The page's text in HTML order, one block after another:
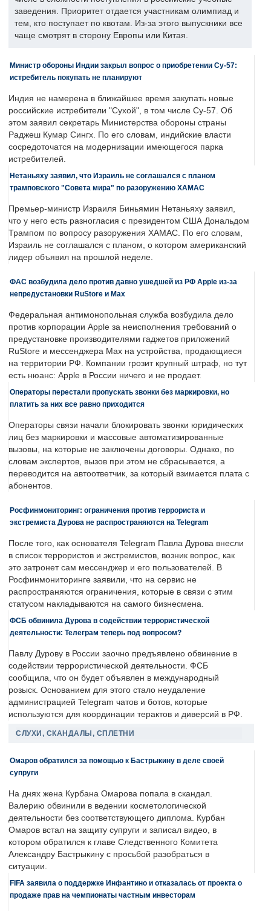
заведения. Приоритет отдается участникам олимпиад и
тем, кто поступает по квотам. Из-за этого выпускники все
чаще смотрят в сторону Европы или Китая.
Министр обороны Индии закрыл вопрос о приобретении Су-57:
истребитель покупать не планируют
Индия не намерена в ближайшее время закупать новые
российские истребители "Сухой", в том числе Су-57. Об
этом заявил секретарь Министерства обороны страны
Раджеш Кумар Сингх. По его словам, индийские власти
сосредоточатся на модернизации имеющегося парка
истребителей.
Нетаньяху заявил, что Израиль не соглашался с планом
трамповского "Совета мира" по разоружению ХАМАС
Премьер-министр Израиля Биньямин Нетаньяху заявил,
что у него есть разногласия с президентом США Дональдом
Трампом по вопросу разоружения ХАМАС. По его словам,
Израиль не соглашался с планом, о котором американский
лидер объявил на прошлой неделе.
ФАС возбудила дело против давно ушедшей из РФ Apple из-за
непредустановки RuStore и Max
Федеральная антимонопольная служба возбудила дело
против корпорации Apple за неисполнения требований о
предустановке производителями гаджетов приложений
RuStore и мессенджера Max на устройства, продающиеся
на территории РФ. Компании грозит крупный штраф, но тут
есть нюанс: Apple в России ничего и не продает.
Операторы перестали пропускать звонки без маркировки, но
платить за них все равно приходится
Операторы связи начали блокировать звонки юридических
лиц без маркировки и массовые автоматизированные
вызовы, на которые не заключены договоры. Однако, по
словам экспертов, вызов при этом не сбрасывается, а
переводится на автоответчик, за который взимается плата с
абонентов.
Росфинмониторинг: ограничения против террориста и
экстремиста Дурова не распространяются на Telegram
После того, как основателя Telegram Павла Дурова внесли
в список террористов и экстремистов, возник вопрос, как
это затронет сам мессенджер и его пользователей. В
Росфинмониторинге заявили, что на сервис не
распространяются ограничения, которые в связи с этим
статусом накладываются на самого бизнесмена.
ФСБ обвинила Дурова в содействии террористической
деятельности: Телеграм теперь под вопросом?
Павлу Дурову в России заочно предъявлено обвинение в
содействии террористической деятельности. ФСБ
сообщила, что он будет объявлен в международный
розыск. Основанием для этого стало неудаление
администрацией Telegram чатов и ботов, которые
используются для координации терактов и диверсий в РФ.
СЛУХИ, СКАНДАЛЫ, СПЛЕТНИ
Омаров обратился за помощью к Бастрыкину в деле своей
супруги
На днях жена Курбана Омарова попала в скандал.
Валерию обвинили в ведении косметологической
деятельности без соответствующего диплома. Курбан
Омаров встал на защиту супруги и записал видео, в
котором обратился к главе Следственного Комитета
Александру Бастрыкину с просьбой разобраться в
ситуации.
FIFA заявила о поддержке Инфантино и отказалась от проекта о
продаже прав на чемпионаты частным инвесторам